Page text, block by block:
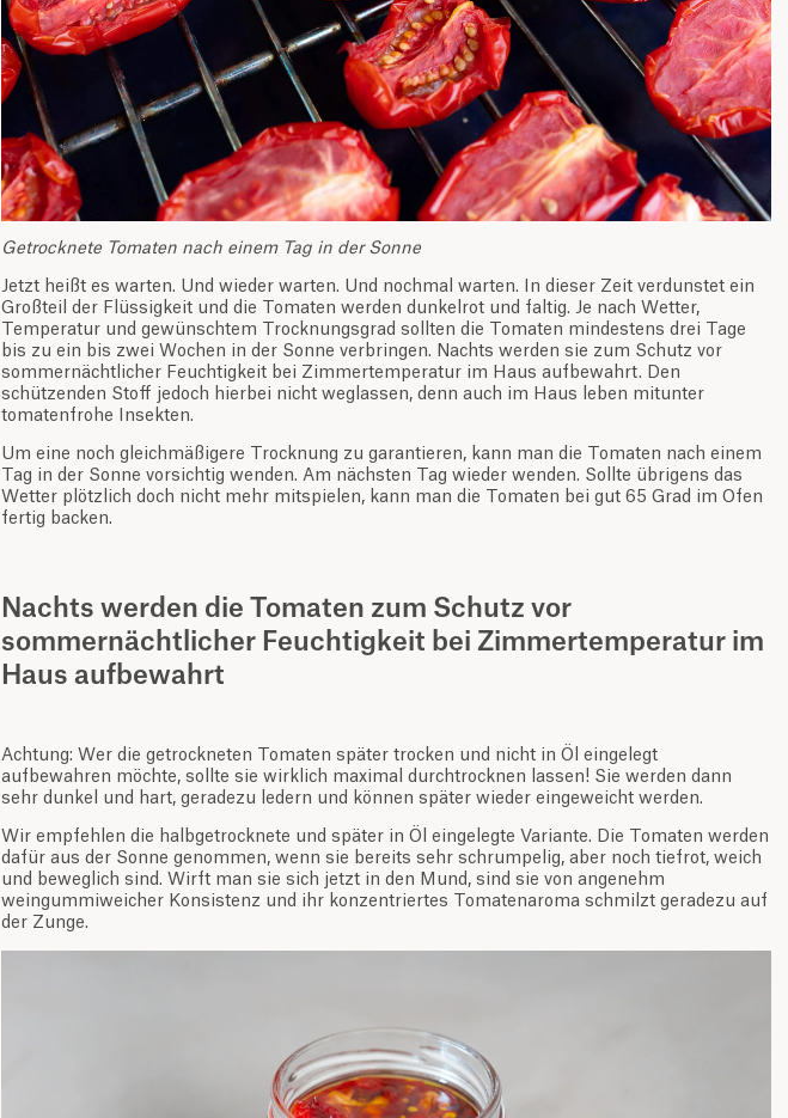
Getrocknete Tomaten nach einem Tag in der Sonne
Jetzt heißt es warten. Und wieder warten. Und nochmal warten. In dieser Zeit verdunstet ein
Großteil der Flüssigkeit und die Tomaten werden dunkelrot und faltig. Je nach Wetter,
Temperatur und gewünschtem Trocknungsgrad sollten die Tomaten mindestens drei Tage
bis zu ein bis zwei Wochen in der Sonne verbringen. Nachts werden sie zum Schutz vor
sommernächtlicher Feuchtigkeit bei Zimmertemperatur im Haus aufbewahrt. Den
schützenden Stoff jedoch hierbei nicht weglassen, denn auch im Haus leben mitunter
tomatenfrohe Insekten.
Um eine noch gleichmäßigere Trocknung zu garantieren, kann man die Tomaten nach einem
Tag in der Sonne vorsichtig wenden. Am nächsten Tag wieder wenden. Sollte übrigens das
Wetter plötzlich doch nicht mehr mitspielen, kann man die Tomaten bei gut 65 Grad im Ofen
fertig backen.
Nachts werden die Tomaten zum Schutz vor
sommernächtlicher Feuchtigkeit bei Zimmertemperatur im
Haus aufbewahrt
Achtung: Wer die getrockneten Tomaten später trocken und nicht in Öl eingelegt
aufbewahren möchte, sollte sie wirklich maximal durchtrocknen lassen! Sie werden dann
sehr dunkel und hart, geradezu ledern und können später wieder eingeweicht werden.
Wir empfehlen die halbgetrocknete und später in Öl eingelegte Variante. Die Tomaten werden
dafür aus der Sonne genommen, wenn sie bereits sehr schrumpelig, aber noch tiefrot, weich
und beweglich sind. Wirft man sie sich jetzt in den Mund, sind sie von angenehm
weingummiweicher Konsistenz und ihr konzentriertes Tomatenaroma schmilzt geradezu auf
der Zunge.